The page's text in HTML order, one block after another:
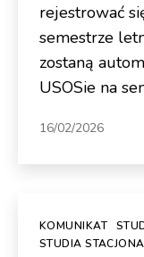
rejestrować
semestrze
zostaną
USOSie na
16/02/2026
Kategorie
KOMUNIKAT
STUDIA